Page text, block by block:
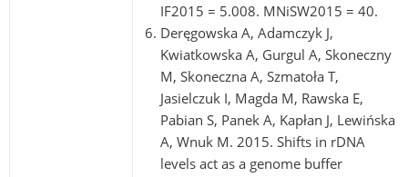
IF2015 = 5.008. MNiSW2015 = 40.
Deręgowska A, Adamczyk J,
Kwiatkowska A, Gurgul A, Skoneczny
M, Skoneczna A, Szmatoła T,
Jasielczuk I, Magda M, Rawska E,
Pabian S, Panek A, Kapłan J, Lewińska
A, Wnuk M. 2015. Shifts in rDNA
levels act as a genome buffer